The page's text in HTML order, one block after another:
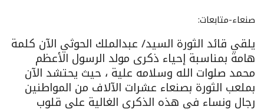
صنعاء-متابعات:
يلقي قائد الثورة السيد/ عبدالملك الحوثي الآن كلمة
هامة بمناسبة إحياء ذكرى مولد الرسول الأعظم
محمد صلوات الله وسلامه علية ، حيث يحتشد الآن
بملعب الثورة بصنعاء عشرات الآلاف من المواطنين
رجال ونساء في هذه الذكرى الغالية على قلوب